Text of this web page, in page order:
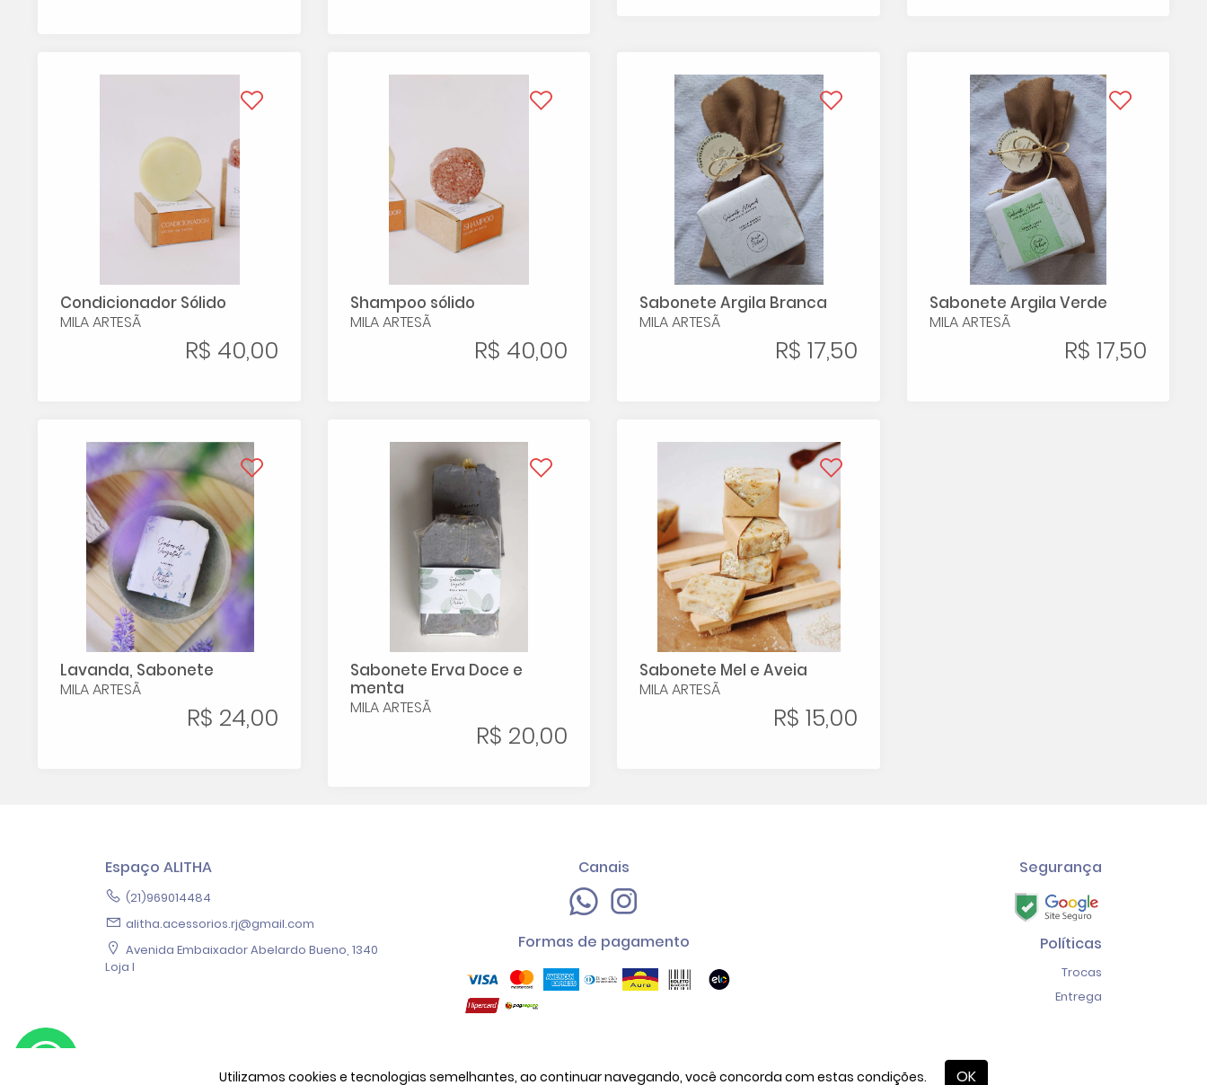
Utilizamos cookies e tecnologias semelhantes, ao continuar navegando, você concorda com estas condições. OK
Condicionador Sólido
MILA ARTESÃ
R$ 40,00
Shampoo sólido
MILA ARTESÃ
R$ 40,00
Sabonete Argila Branca
MILA ARTESÃ
R$ 17,50
Sabonete Argila Verde
MILA ARTESÃ
R$ 17,50
Lavanda, Sabonete
MILA ARTESÃ
R$ 24,00
Sabonete Erva Doce e
menta
MILA ARTESÃ
R$ 20,00
Sabonete Mel e Aveia
MILA ARTESÃ
R$ 15,00
Espaço ALITHA
(21)969014484
alitha.acessorios.rj@gmail.com
Avenida Embaixador Abelardo Bueno, 1340
Loja I
Canais
Formas de pagamento
Segurança
Políticas
Trocas
Entrega
Copyright © 2026 Espaço ALITHA